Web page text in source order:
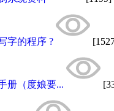
字的程序 ?
册（度娘要...